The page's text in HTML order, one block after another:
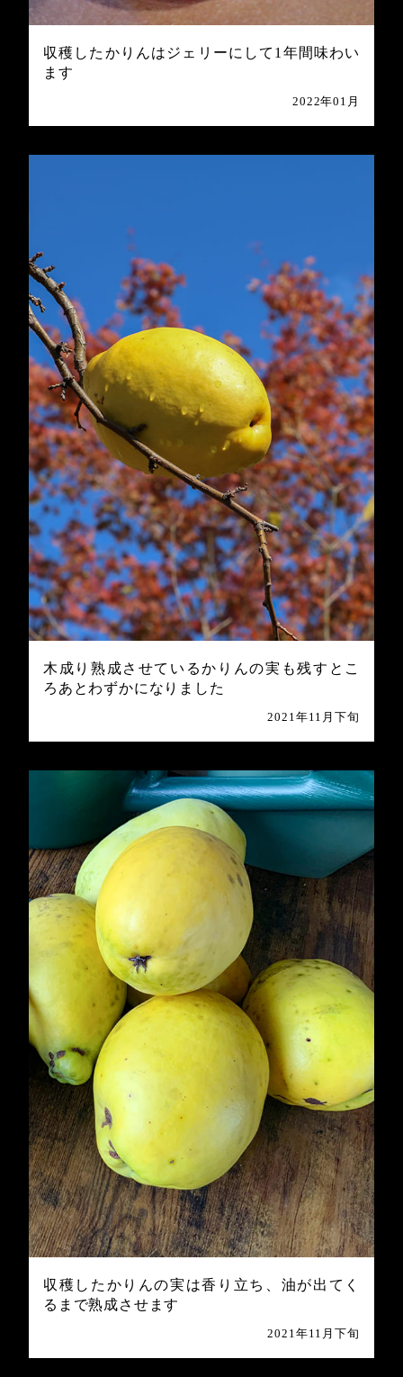
収穫したかりんはジェリーにして1年間味わい
ます
2022年01月
木成り熟成させているかりんの実も残すとこ
ろあとわずかになりました
2021年11月下旬
収穫したかりんの実は香り立ち、油が出てく
るまで熟成させます
2021年11月下旬